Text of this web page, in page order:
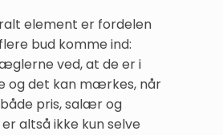
element er fordelen
bud komme ind:
ved, at de er i
og det kan mærkes, når
pris, salær og
altså ikke kun selve